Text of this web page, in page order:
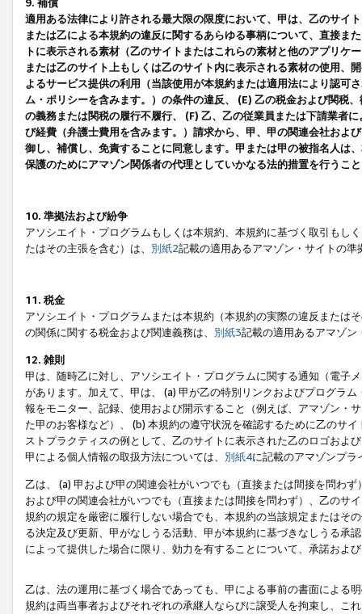
9. 補償
適用ある法律により許される最大限の限度において、甲は、乙のサイ
または乙による本規約の違反に関するあらゆる事柄について、直接ま
トに表示される素材（乙のサイトまたはこれらの素材と他のアプリ
または乙のサイト上もしくは乙のサイト内に表示される素材の使用、
よるサービス提供の利用（当該使用が本規約または適用法により認可
ム・ポリシーを含みます。）の条件の違反、 (E) 乙の税金および関税
の義務または関税の履行不履行、 (F) 乙、乙の従業員または下請業者
び経費（弁護士費用を含みます。）請求から、甲、甲の関連会社およ
御し、補償し、免責することに同意します。甲または甲の被指名人は
保護のためにアマゾン関係者の代理としていかなる法的措置を行うこ
10. 準拠法および紛争
アソシエイト・プログラムもしくは本規約、本規約に基づく取引もし
たはその主張を含む）は、 別紙2記載の適用あるアマゾン・サイトの
11. 税金
アソシエイト・プログラムまたは本規約（本規約の実際の違反または
の関係に関する税金および関連義務は、 別紙3記載の適用あるアマゾン
12. 雑則
甲は、随時乙に対し、アソシエイト・プログラムに関する通知（電子
があります。加えて、甲は、 (a) 甲が乙の特別リンクおよびプログラ
報をモニター、記録、使用および開示すること（例えば、アマゾン・
た甲のお客様など）、 (b) 本規約の遵守状況を確認するために乙のサ
ストプラクティスの例として、乙のサイトに表示された乙のロゴおよ
甲による個人情報の取扱方法については、 別紙4に記載のアマゾンプ
乙は、 (a) 甲および甲の関連会社がいつでも（直接または間接を問わ
および甲の関連会社がいつでも（直接または間接を問わず）、乙のサ
規約の規定を厳密に履行しない場合でも、本規約の当該規定またはそ
る決定及び更新、甲がなしうる活動、甲が本規約に基づきなしうる承
によって提供した場合に限り、効力を有することについて、承諾およ
乙は、法の運用に基づく場合であっても、甲による事前の書面による
規約は両当事者およびそれぞれの承継人ならびに譲受人を拘束し、こ